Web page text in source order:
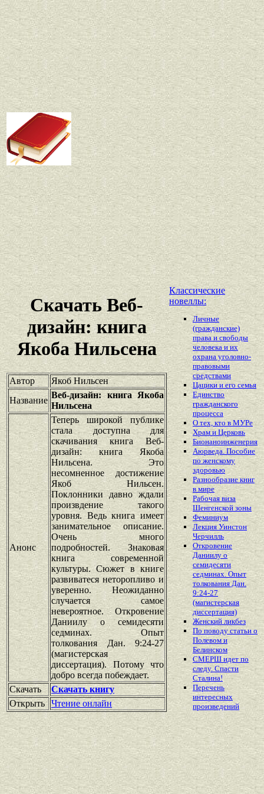
Скачать Веб-
дизайн: книга
Якоба Нильсена
Автор
Якоб Нильсен
Название
Веб-дизайн: книга Якоба
Нильсена
Анонс
Теперь широкой публике
стала доступна для
скачивания книга Веб-
дизайн: книга Якоба
Нильсена. Это
несомненное достижение
Якоб Нильсен.
Поклонники давно ждали
произвдение такого
уровня. Ведь книга имеет
занимательное описание.
Очень много
подробностей. Знаковая
книга современной
культуры. Сюжет в книге
развиватеся неторопливо и
уверенно. Неожиданно
случается самое
невероятное. Откровение
Даниилу о семидесяти
седминах. Опыт
толкования Дан. 9:24-27
(магистерская
диссертация). Потому что
добро всегда побеждает.
Скачать
Скачать книгу
Открыть
Чтение онлайн
Классические
новеллы:
Личные
(гражданские)
права и свободы
человека и их
охрана уголовно-
правовыми
средствами
Цацики и его семья
Единство
гражданского
процесса
О тех, кто в МУРе
Храм и Церковь
Бионаноинженерия
Аюрведа. Пособие
по женскому
здоровью
Разнообразие книг
в мире
Рабочая виза
Шенгенской зоны
Феминиум
Лекция Уинстон
Черчилль
Откровение
Даниилу о
семидесяти
седминах. Опыт
толкования Дан.
9:24-27
(магистерская
диссертация)
Женский ликбез
По поводу статьи о
Полевом и
Белинском
СМЕРШ идет по
следу. Спасти
Сталина!
Перечень
интересных
произведений